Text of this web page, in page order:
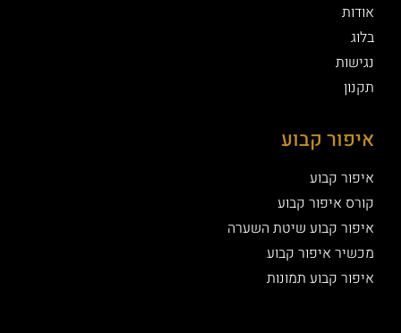
אודות
בלוג
נגישות
תקנון
איפור קבוע
איפור קבוע
קורס איפור קבוע
איפור קבוע שיטת השערה
מכשיר איפור קבוע
איפור קבוע תמונות